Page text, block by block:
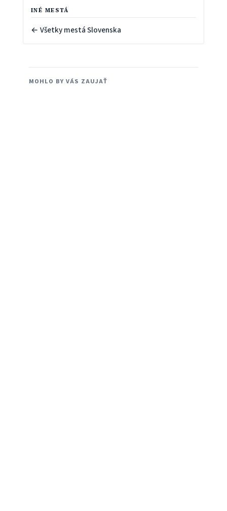
INÉ MESTÁ
← Všetky mestá Slovenska
MOHLO BY VÁS ZAUJAŤ